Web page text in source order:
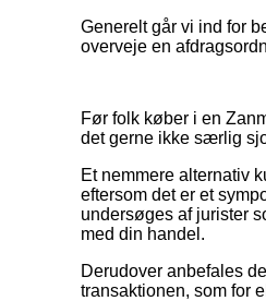
Generelt går vi ind for
overveje en
Før folk køber i en
det gerne ikke særlig
Et nemmere alternativ
eftersom det er et
undersøges af jurister
med din handel.
Derudover anbefales
transaktionen, som for